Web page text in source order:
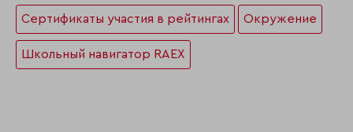
Сертификаты участия в рейтингах Окружение
Школьный навигатор RAEX